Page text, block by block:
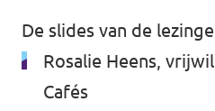
De slides van de
Rosalie Heens,
Cafés